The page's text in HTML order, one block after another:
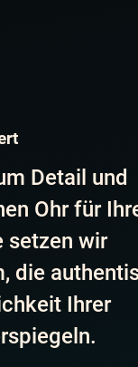
Detail und
Ohr für
setzen wir
die
Ihrer